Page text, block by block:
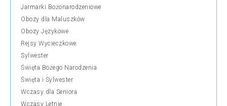
Jarmarki Bożonarodzeniowe
Obozy dla Maluszków
Obozy Językowe
Rejsy Wycieczkowe
Sylwester
Święta Bożego Narodzenia
Święta i Sylwester
Wczasy dla Seniora
Wczasy Letnie